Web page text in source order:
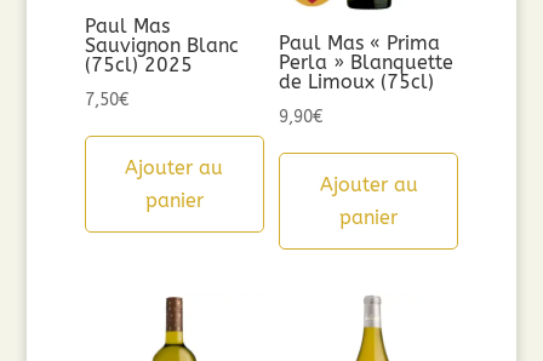
Paul Mas
Sauvignon Blanc
(75cl) 2025
7,50€
Ajouter au
panier
Paul Mas « Prima
Perla » Blanquette
de Limoux (75cl)
9,90€
Ajouter au
panier